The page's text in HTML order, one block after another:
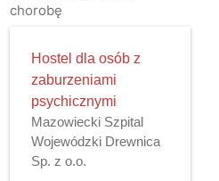
chorobę
Hostel dla osób z
zaburzeniami
psychicznymi
Mazowiecki Szpital
Wojewódzki Drewnica
Sp. z o.o.